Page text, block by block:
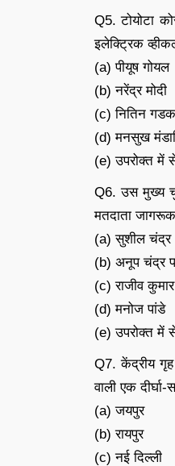
Q5. टोयोटा
इलेक्ट्रिक
(a) पीयूष गोयल
(b) नरेंद्र मोदी
(c) नितिन
(d) मनसुख
(e) उपरोक्त में
Q6. उस मुख्य
मतदाता
(a) सुशील चंद्र
(b) अनूप चंद्र
(c) राजीव कुमार
(d) मनोज पांडे
(e) उपरोक्त में
Q7. केंद्रीय गृह
वाली एक
(a) जयपुर
(b) रायपुर
(c) नई दिल्ली